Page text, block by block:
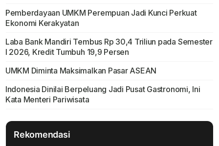
Pemberdayaan UMKM Perempuan Jadi Kunci Perkuat
Ekonomi Kerakyatan
Laba Bank Mandiri Tembus Rp 30,4 Triliun pada Semester
I 2026, Kredit Tumbuh 19,9 Persen
UMKM Diminta Maksimalkan Pasar ASEAN
Indonesia Dinilai Berpeluang Jadi Pusat Gastronomi, Ini
Kata Menteri Pariwisata
Rekomendasi